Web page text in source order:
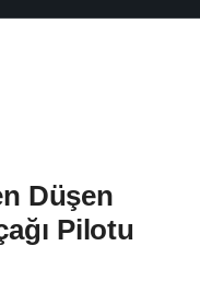
Düşen
Pilotu